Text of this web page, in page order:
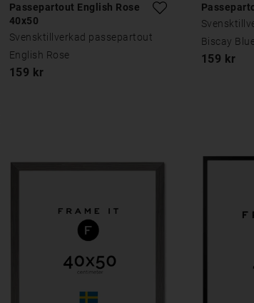
Passepartout English Rose
40x50
Svensktillverkad passepartout
English Rose
159 kr
Biscay
159 kr